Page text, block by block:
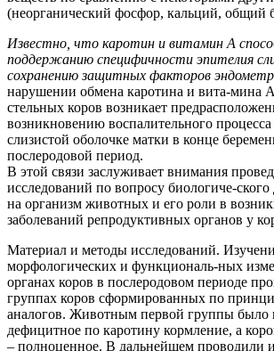
(неорганический фосфор, кальций, общий
Известно, что каротин и витамин А
поддержанию специфичности эпителия
сохранению защитных факторов
нарушении обмена каротина и вита-мина
стельных коров возникает
возникновению воспалительного
слизистой оболочке матки в конце
послеродовой период.
В этой связи заслуживает внимания
исследований по вопросу биологиче-ского
на организм животных и его роли в
заболеваний репродуктивных органов у
Материал и методы исследований.
морфологических и функциональ-ных
органах коров в послеродовом периоде
группах коров сформированных по
аналогов. Животным первой группы было
дефицитное по каротину кормление, а
– полноценное. В дальнейшем проводили